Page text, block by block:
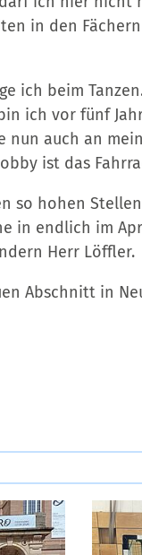
in den
ich beim
ich vor fünf
nun auch an
ist das
so hohen
in endlich im
Herr Löffler.
Abschnitt in